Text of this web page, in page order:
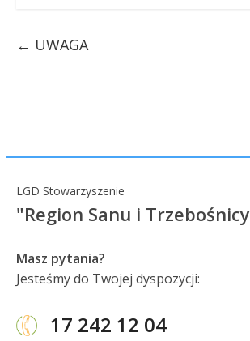
← UWAGA
LGD Stowarzyszenie
"Region Sanu i Trzebośnicy
Masz pytania?
Jesteśmy do Twojej dyspozycji:
17 242 12 04